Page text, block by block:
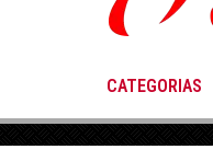
CATEGORIAS